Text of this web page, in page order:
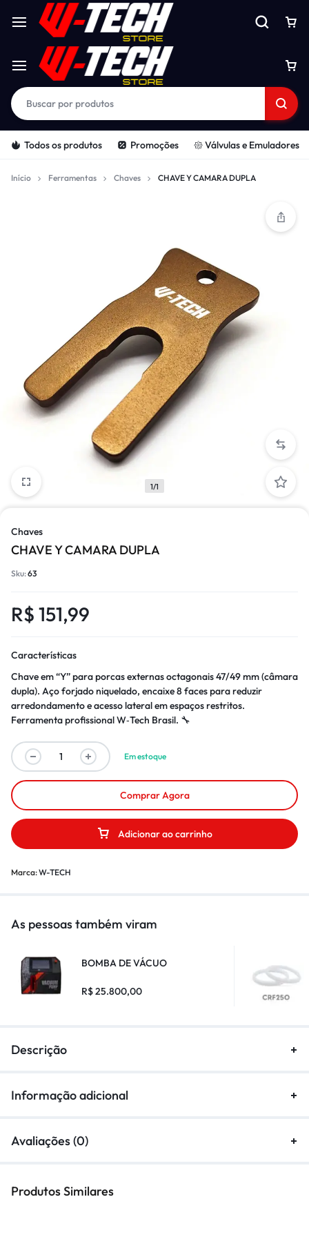
Todos os produtos Promoções 𑁍 Válvulas e Emuladores
Início Ferramentas Chaves CHAVE Y CAMARA DUPLA
1/1
Chaves
CHAVE Y CAMARA DUPLA
Sku:63
R$ 151,99
Características
Chave em “Y” para porcas externas octagonais 47/49 mm (câmara
dupla). Aço forjado niquelado, encaixe 8 faces para reduzir
arredondamento e acesso lateral em espaços restritos.
Ferramenta profissional W‑Tech Brasil. 🔧
Em estoque
Adicionar ao carrinho
Comprar Agora
Marca:W-TECH
As pessoas também viram
BOMBA DE VÁCUO
R$25.800,00
Descrição
Informação adicional
Avaliações (0)
Produtos Similares